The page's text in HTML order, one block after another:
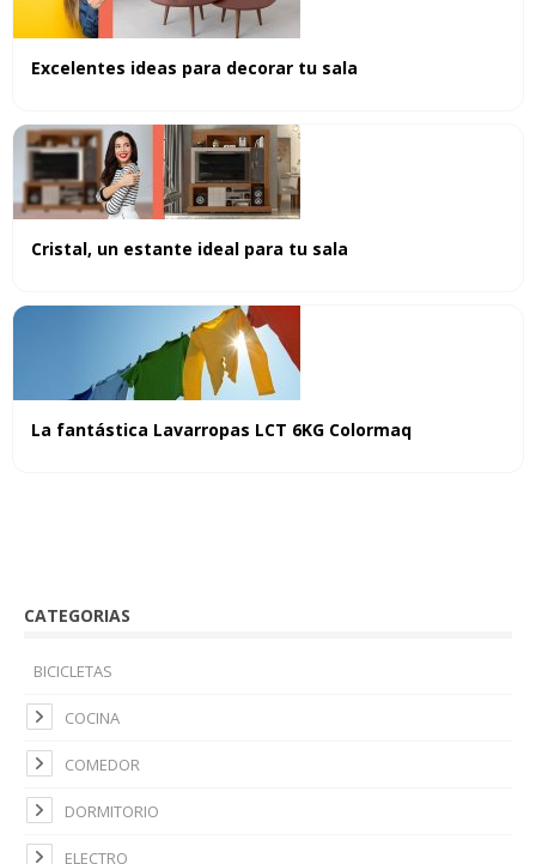
Excelentes ideas para decorar tu sala
Cristal, un estante ideal para tu sala
La fantástica Lavarropas LCT 6KG Colormaq
CATEGORIAS
BICICLETAS
COCINA
COMEDOR
DORMITORIO
ELECTRO